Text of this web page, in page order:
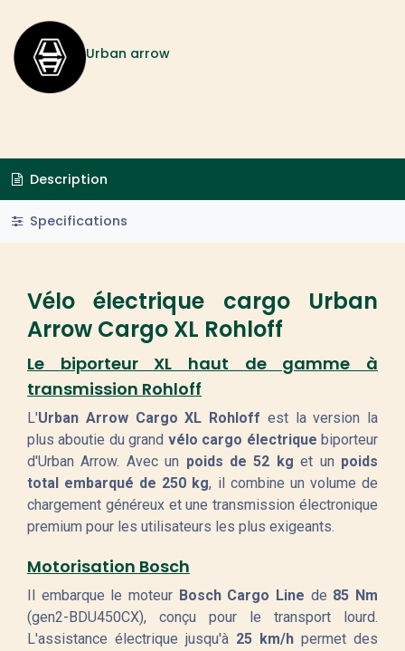
Urban arrow
Description
Specifications
Vélo électrique cargo Urban
Arrow Cargo XL Rohloff
Le biporteur XL haut de gamme à
transmission Rohloff
L'Urban Arrow Cargo XL Rohloff est la version la
plus aboutie du grand vélo cargo électrique biporteur
d'Urban Arrow. Avec un poids de 52 kg et un poids
total embarqué de 250 kg, il combine un volume de
chargement généreux et une transmission électronique
premium pour les utilisateurs les plus exigeants.
Motorisation Bosch
Il embarque le moteur Bosch Cargo Line de 85 Nm
(gen2-BDU450CX), conçu pour le transport lourd.
L'assistance électrique jusqu'à 25 km/h permet des